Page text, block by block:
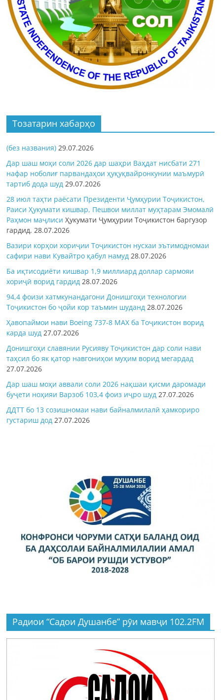
Тозатарин хабарҳо
(без названия) 29.07.2026
Дар шаш моҳи соли 2026 дар шаҳри Ваҳдат нисбати 271
нафар ноболиғ парвандаҳои ҳуқуқвайронкунии маъмурӣ
тартиб дода шуд 29.07.2026
28 июл таҳти раёсати Президенти Ҷумҳурии Тоҷикистон,
Раиси Ҳукумати кишвар, Пешвои миллат муҳтарам Эмомалӣ
Раҳмон маҷлисиҲукумати Ҷумҳурии Тоҷикистон баргузор
гардид.28.07.2026
Вазири корҳои хориҷии Тоҷикистон нусхаи эътимодномаи
сафири нави Кувайтро қабул намуд 28.07.2026
Ба иқтисодиёти кишвар 1,9 миллиард доллар сармояи
хориҷӣ ворид гардид 28.07.2026
94,4 фоизи хатмкунандагони Донишгоҳи технологии
Тоҷикистон бо ҷойи кор таъмин шуданд 28.07.2026
Ҳавопаймои нави Boeing 737-8 MAX ба Тоҷикистон ворид
карда шуд 27.07.2026
Донишгоҳи славянии Русияву Тоҷикистон дар соли нави
таҳсил бо як қатор навгониҳои муҳим ворид мегардад
27.07.2026
Дар шаш моҳи аввали соли 2026 нақшаи қисми даромади
буҷети ноҳияи Варзоб 103,4 фоиз иҷро шуд 27.07.2026
ДДТТ бо 13 созишномаи нави байналмилалӣ ҳамкориро
густариш дод 27.07.2026
Радиои “Садои Душанбе” рӯи мавҷи 102.2FM